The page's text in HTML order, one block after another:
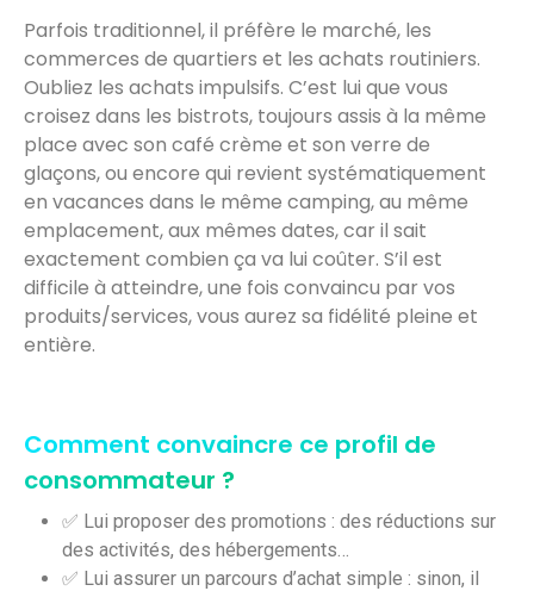
Parfois traditionnel, il préfère le marché, les
commerces de quartiers et les achats routiniers.
Oubliez les achats impulsifs. C’est lui que vous
croisez dans les bistrots, toujours assis à la même
place avec son café crème et son verre de
glaçons, ou encore qui revient systématiquement
en vacances dans le même camping, au même
emplacement, aux mêmes dates, car il sait
exactement combien ça va lui coûter. S’il est
difficile à atteindre, une fois convaincu par vos
produits/services, vous aurez sa fidélité pleine et
entière.
Comment convaincre ce profil de
consommateur ?
✅ Lui proposer des promotions : des réductions sur
des activités, des hébergements…
✅ Lui assurer un parcours d’achat simple : sinon, il